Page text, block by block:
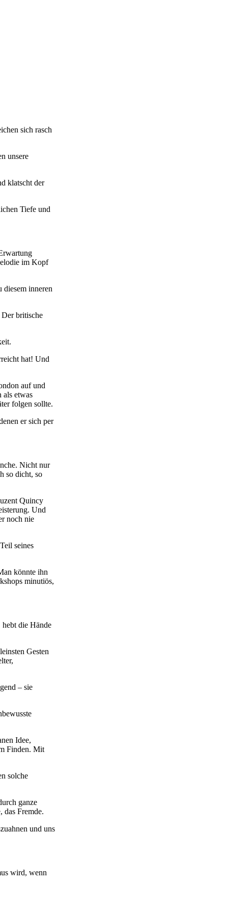
sich rasch
unsere
klatscht der
Tiefe und
im Kopf
diesem inneren
britische
hat! Und
auf und
als etwas
folgen sollte.
er sich per
Nicht nur
so dicht, so
Quincy
Und
noch nie
seines
könnte ihn
minutiös,
die Hände
Gesten
– sie
Idee,
Finden. Mit
solche
ganze
das Fremde.
und uns
wird, wenn